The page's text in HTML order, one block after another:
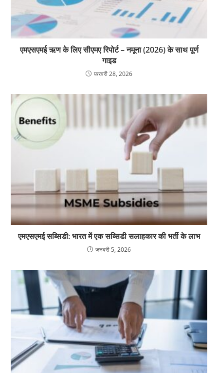
एमएसएमई ऋण के लिए सीएमए रिपोर्ट – नमूना (2026) के साथ पूर्ण
गाइड
फ़रवरी 28, 2026
एमएसएमई सब्सिडी: भारत में एक सब्सिडी सलाहकार की भर्ती के लाभ
जनवरी 5, 2026